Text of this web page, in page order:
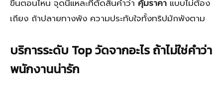
ขึ้นตอนไหน จุดนี้แหละที่ตัดสินคำว่า คุ้มราคา แบบไม่ต้อง
เถียง ถ้าปลายทางพัง ความประทับใจทั้งทริปมักพังตาม
บริการระดับ Top วัดจากอะไร ถ้าไม่ใช่คำว่า
พนักงานน่ารัก